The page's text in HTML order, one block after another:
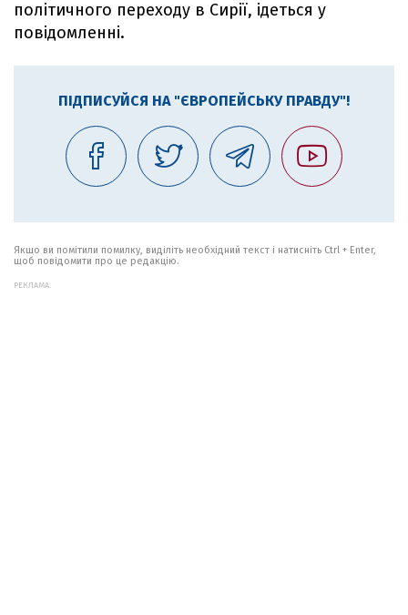
політичного переходу в Сирії, ідеться у
повідомленні.
ПІДПИСУЙСЯ НА "ЄВРОПЕЙСЬКУ ПРАВДУ"!
Якщо ви помітили помилку, виділіть необхідний текст і натисніть Ctrl + Enter,
щоб повідомити про це редакцію.
РЕКЛАМА: